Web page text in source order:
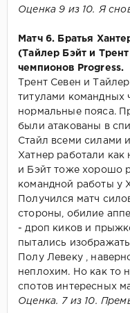
Оценка 9 из 10. Я
Матч 6. Братья
(Тайлер Бэйт и
чемпионов Progress.
Трент Севен и
титулами командных
нормальные пояса.
были атакованы в
Стайл всеми силами
Хатнер работали как
и Бэйт тоже хорошо
командной работы у
Получился матч
стороны, обилие
- дроп киков и
пытались
Полу Левеку ,
неплохим. Но как то
спотов интересных
Оценка. 7 из 10.